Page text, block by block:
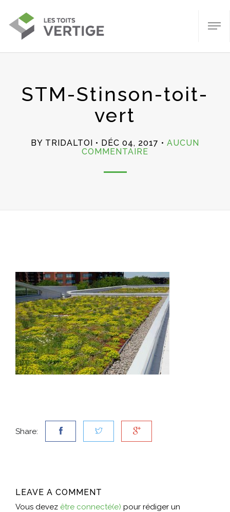
STM-Stinson-toit-
vert
BY TRIDALTOI DÉC 04, 2017
AUCUN
COMMENTAIRE
Share:
LEAVE A COMMENT
Vous devez être connecté(e) pour rédiger un